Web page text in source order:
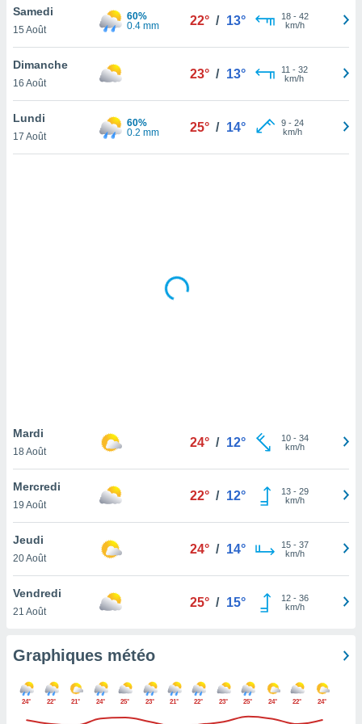
en
de
pas
de
à
cas,
que
sur le
et que
ne
Samedi
15 Août
60%
0.4 mm
22° / 13° 18- 42
km/h
Dimanche
16 Août
23° / 13° 11 - 32
km/h
Lundi
17 Août
60%
0.2 mm
25° / 14° 9- 24
km/h
Mardi
18 Août
24° / 12° 10- 34
km/h
Mercredi
19 Août
22° / 12° 13- 29
km/h
Jeudi
20 Août
24° / 14° 15- 37
km/h
Vendredi
21 Août
25° / 15° 12- 36
km/h
Graphiques météo
24° 22° 21° 24° 25° 23° 21° 22° 23° 25° 24° 22° 24°